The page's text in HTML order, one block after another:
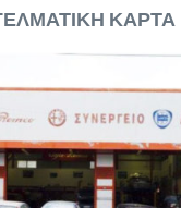
ΚΑΡΤΑ